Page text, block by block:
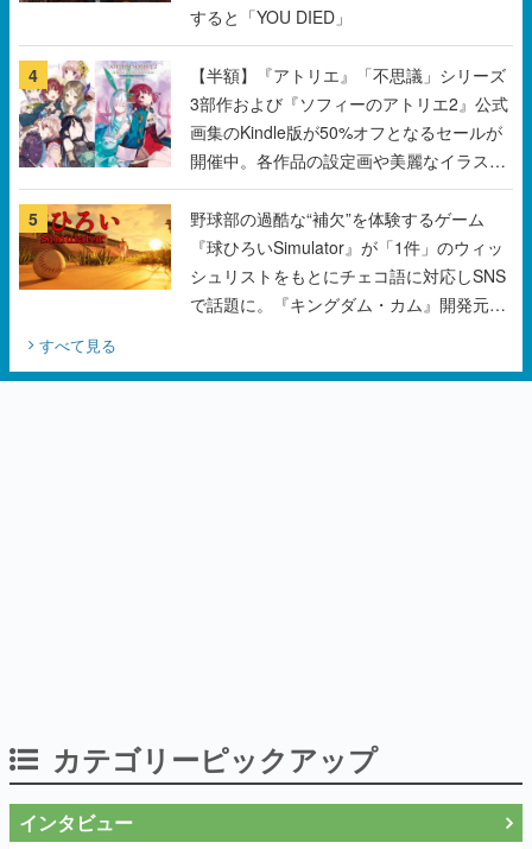
3部作および『ソフィーのアトリエ2』公式
画集のKindle版が50%オフとなるセールが
開催中。各作品の設定画や美麗なイラスト
の数々をふんだんに収録
5
野球部の過酷な“補欠”を体験するゲーム
『球ひろいSimulator』が「1件」のウィッ
シュリストをもとにチェコ語に対応しSNS
で話題に。『キングダム・カム』開発元や
チェコのプロ野球選手から称賛の声
すべて見る
「現実より意味のある仮想世界を作る」
──『EVE Online』の生みの親が18年掲げ